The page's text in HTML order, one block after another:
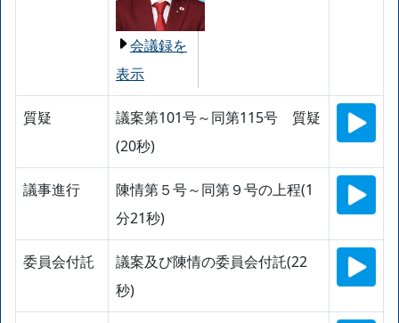
会議録を
表示
質疑
議案第101号～同第115号 質疑
(20秒)
議事進行
陳情第５号～同第９号の上程(1
分21秒)
委員会付託
議案及び陳情の委員会付託(22
秒)